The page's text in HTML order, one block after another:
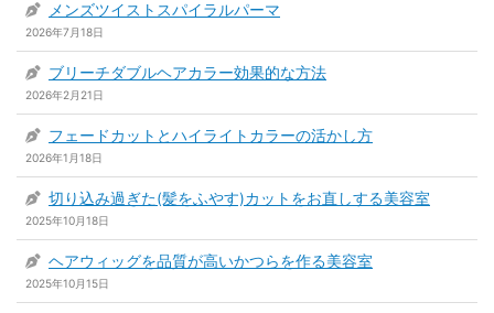
メンズツイストスパイラルパーマ
2026年7月18日
ブリーチダブルヘアカラー効果的な方法
2026年2月21日
フェードカットとハイライトカラーの活かし方
2026年1月18日
切り込み過ぎた(髪をふやす)カットをお直しする美容室
2025年10月18日
ヘアウィッグを品質が高いかつらを作る美容室
2025年10月15日